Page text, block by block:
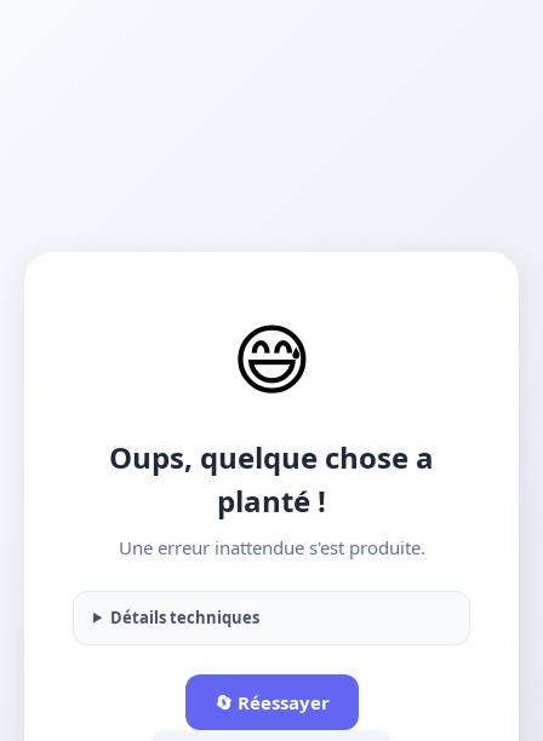
😅
Oups, quelque chose a
planté !
Une erreur inattendue s'est produite.
Détails techniques
🔄 Réessayer